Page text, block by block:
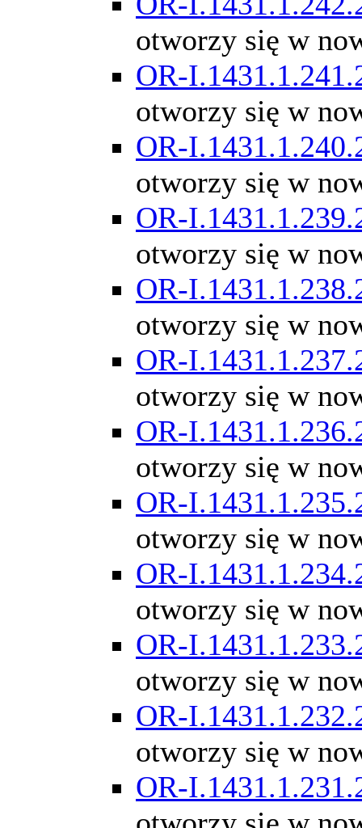
otworzy się w
OR-
otworzy się w
OR-
otworzy się w
OR-
otworzy się w
OR-
otworzy się w
OR-
otworzy się w
OR-
otworzy się w
OR-
otworzy się w
OR-
otworzy się w
OR-
otworzy się w
OR-
otworzy się w
OR-